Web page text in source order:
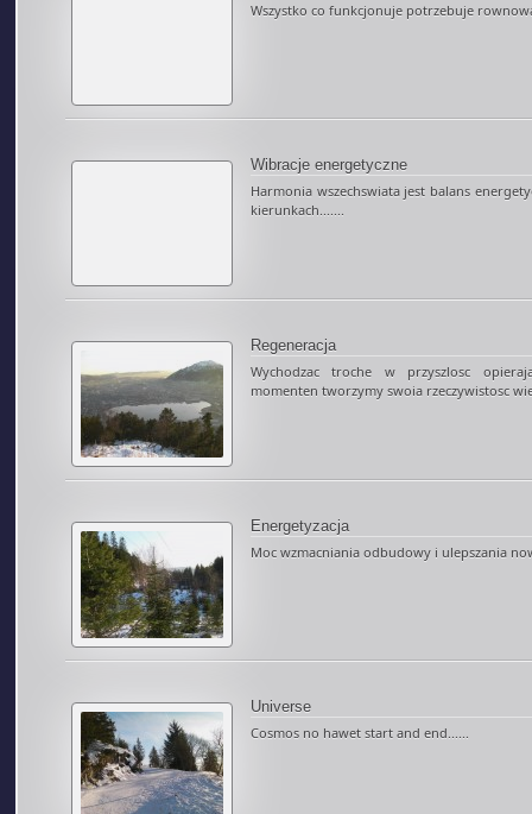
Wszystko co funkcjonuje potrzebuje
Wibracje energetyczne
Harmonia wszechswiata jest balans
kierunkach.......
Regeneracja
Wychodzac troche w przyszlosc
momenten tworzymy swoia rzeczywistosc
Energetyzacja
Moc wzmacniania odbudowy i ulepszania
Universe
Cosmos no hawet start and end......